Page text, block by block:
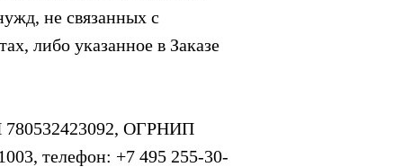
не связанных с
либо указанное в Заказе
780532423092, ОГРНИП
телефон: +7 495 255-30-